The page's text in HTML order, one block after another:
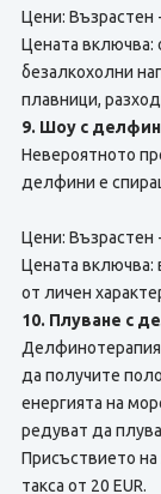
Цени: Възрастен
Цената включва:
безалкохолни
плавници,
9. Шоу с
Невероятното
делфини е
Цени: Възрастен
Цената включва:
от личен
10. Плуване с
да получите
енергията на
редуват да
Присъствието
такса от 20 EUR.